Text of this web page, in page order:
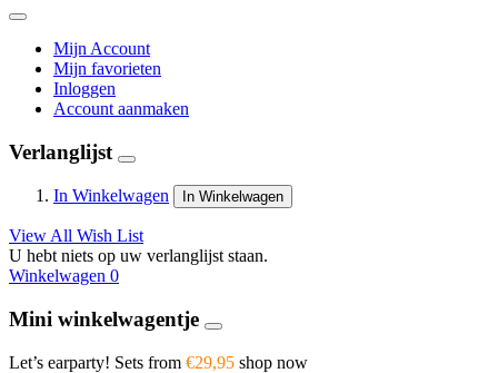
Mijn Account
Mijn favorieten
Inloggen
Account aanmaken
Verlanglijst
In Winkelwagen In Winkelwagen
View All Wish List
U hebt niets op uw verlanglijst staan.
Winkelwagen 0
Mini winkelwagentje
Let’s earparty! Sets from €29,95 shop now